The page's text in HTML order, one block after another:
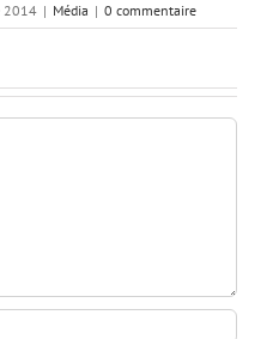
2014 | Média | 0 commentaire